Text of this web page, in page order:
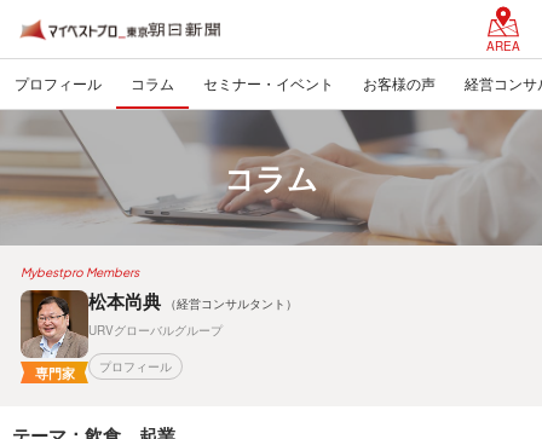
AREA
プロフィール コラム セミナー・イベント お客様の声 経営コンサ
コラム
Mybestpro Members
専門家
松本尚典
（経営コンサルタント）
URVグローバルグループ
プロフィール